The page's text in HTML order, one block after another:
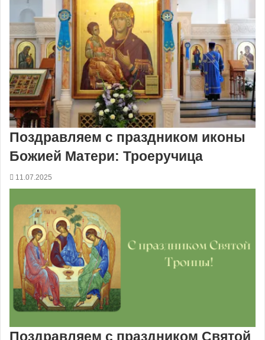
Поздравляем с праздником иконы
Божией Матери: Троеручица
11.07.2025
Поздравляем с праздником Святой